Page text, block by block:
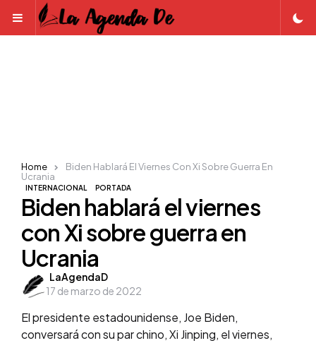
Menu
INTERNACIONAL PORTADA
Biden hablará el viernes
con Xi sobre guerra en
Ucrania
Posted
by
LaAgendaD
17 de marzo de 2022
Home
Biden Hablará El Viernes Con Xi Sobre Guerra En
Ucrania
El presidente estadounidense, Joe Biden,
conversará con su par chino, Xi Jinping, el viernes,